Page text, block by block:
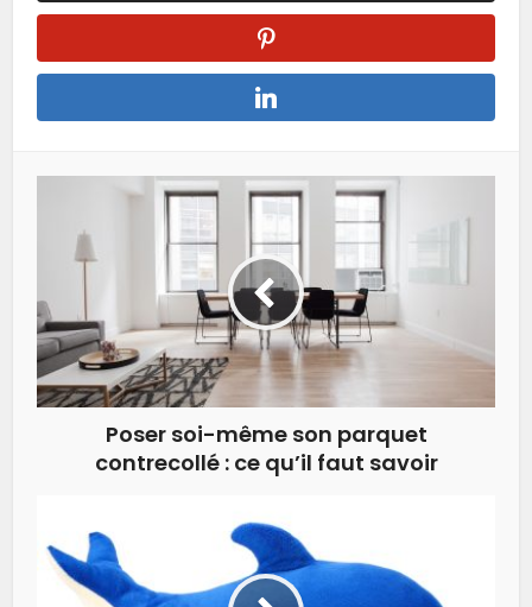
Poser soi-même son parquet
contrecollé : ce qu’il faut savoir